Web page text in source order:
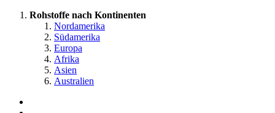
Rohstoffe nach Kontinenten
Nordamerika
Südamerika
Europa
Afrika
Asien
Australien